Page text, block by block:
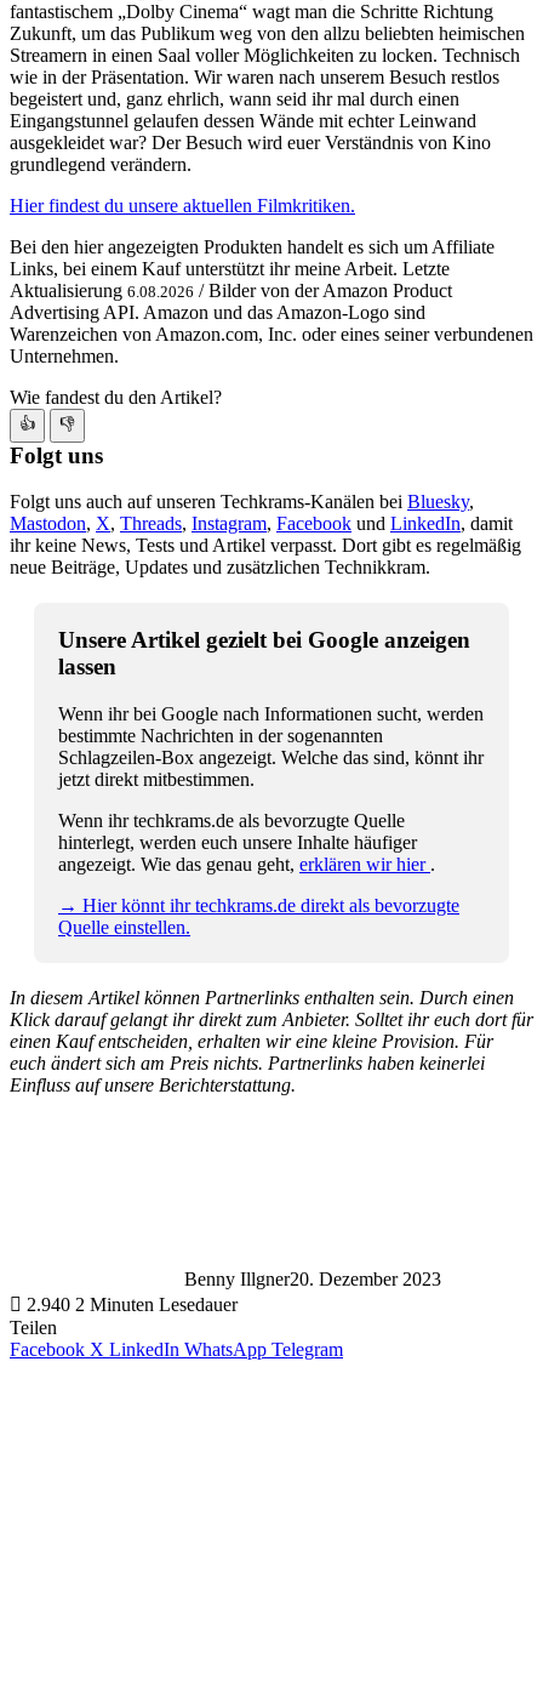
fantastischem „Dolby Cinema“ wagt man die Schritte Richtung
Zukunft, um das Publikum weg von den allzu beliebten heimischen
Streamern in einen Saal voller Möglichkeiten zu locken. Technisch
wie in der Präsentation. Wir waren nach unserem Besuch restlos
begeistert und, ganz ehrlich, wann seid ihr mal durch einen
Eingangstunnel gelaufen dessen Wände mit echter Leinwand
ausgekleidet war? Der Besuch wird euer Verständnis von Kino
grundlegend verändern.
Hier findest du unsere aktuellen Filmkritiken.
Bei den hier angezeigten Produkten handelt es sich um Affiliate
Links, bei einem Kauf unterstützt ihr meine Arbeit. Letzte
Aktualisierung 6.08.2026 / Bilder von der Amazon Product
Advertising API. Amazon und das Amazon-Logo sind
Warenzeichen von Amazon.com, Inc. oder eines seiner verbundenen
Unternehmen.
Wie fandest du den Artikel?
👍 👎
Folgt uns
Folgt uns auch auf unseren Techkrams-Kanälen bei Bluesky,
Mastodon, X, Threads, Instagram, Facebook und LinkedIn, damit
ihr keine News, Tests und Artikel verpasst. Dort gibt es regelmäßig
neue Beiträge, Updates und zusätzlichen Technikkram.
Unsere Artikel gezielt bei Google anzeigen
lassen
Wenn ihr bei Google nach Informationen sucht, werden
bestimmte Nachrichten in der sogenannten
Schlagzeilen-Box angezeigt. Welche das sind, könnt ihr
jetzt direkt mitbestimmen.
Wenn ihr techkrams.de als bevorzugte Quelle
hinterlegt, werden euch unsere Inhalte häufiger
angezeigt. Wie das genau geht, erklären wir hier .
→ Hier könnt ihr techkrams.de direkt als bevorzugte
Quelle einstellen.
In diesem Artikel können Partnerlinks enthalten sein. Durch einen
Klick darauf gelangt ihr direkt zum Anbieter. Solltet ihr euch dort für
einen Kauf entscheiden, erhalten wir eine kleine Provision. Für
euch ändert sich am Preis nichts. Partnerlinks haben keinerlei
Einfluss auf unsere Berichterstattung.
Benny Illgner20. Dezember 2023
2.940 2 Minuten Lesedauer
Teilen
Facebook X LinkedIn WhatsApp Telegram